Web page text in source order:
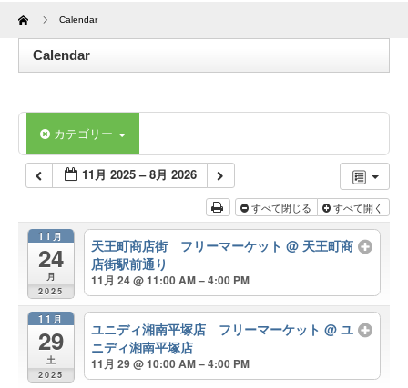
Home Calendar
Calendar
カテゴリー
11月 2025 – 8月 2026
すべて閉じる すべて開く
11月
24
月
2025
天王町商店街 フリーマーケット@ 天王町商
店街駅前通り
11月 24 @ 11:00 AM – 4:00 PM
11月
29
土
2025
ユニディ湘南平塚店 フリーマーケット@ ユ
ニディ湘南平塚店
11月 29 @ 10:00 AM – 4:00 PM